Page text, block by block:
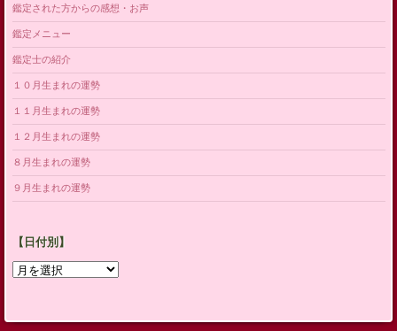
鑑定された方からの感想・お声
鑑定メニュー
鑑定士の紹介
１０月生まれの運勢
１１月生まれの運勢
１２月生まれの運勢
８月生まれの運勢
９月生まれの運勢
【日付別】
【日